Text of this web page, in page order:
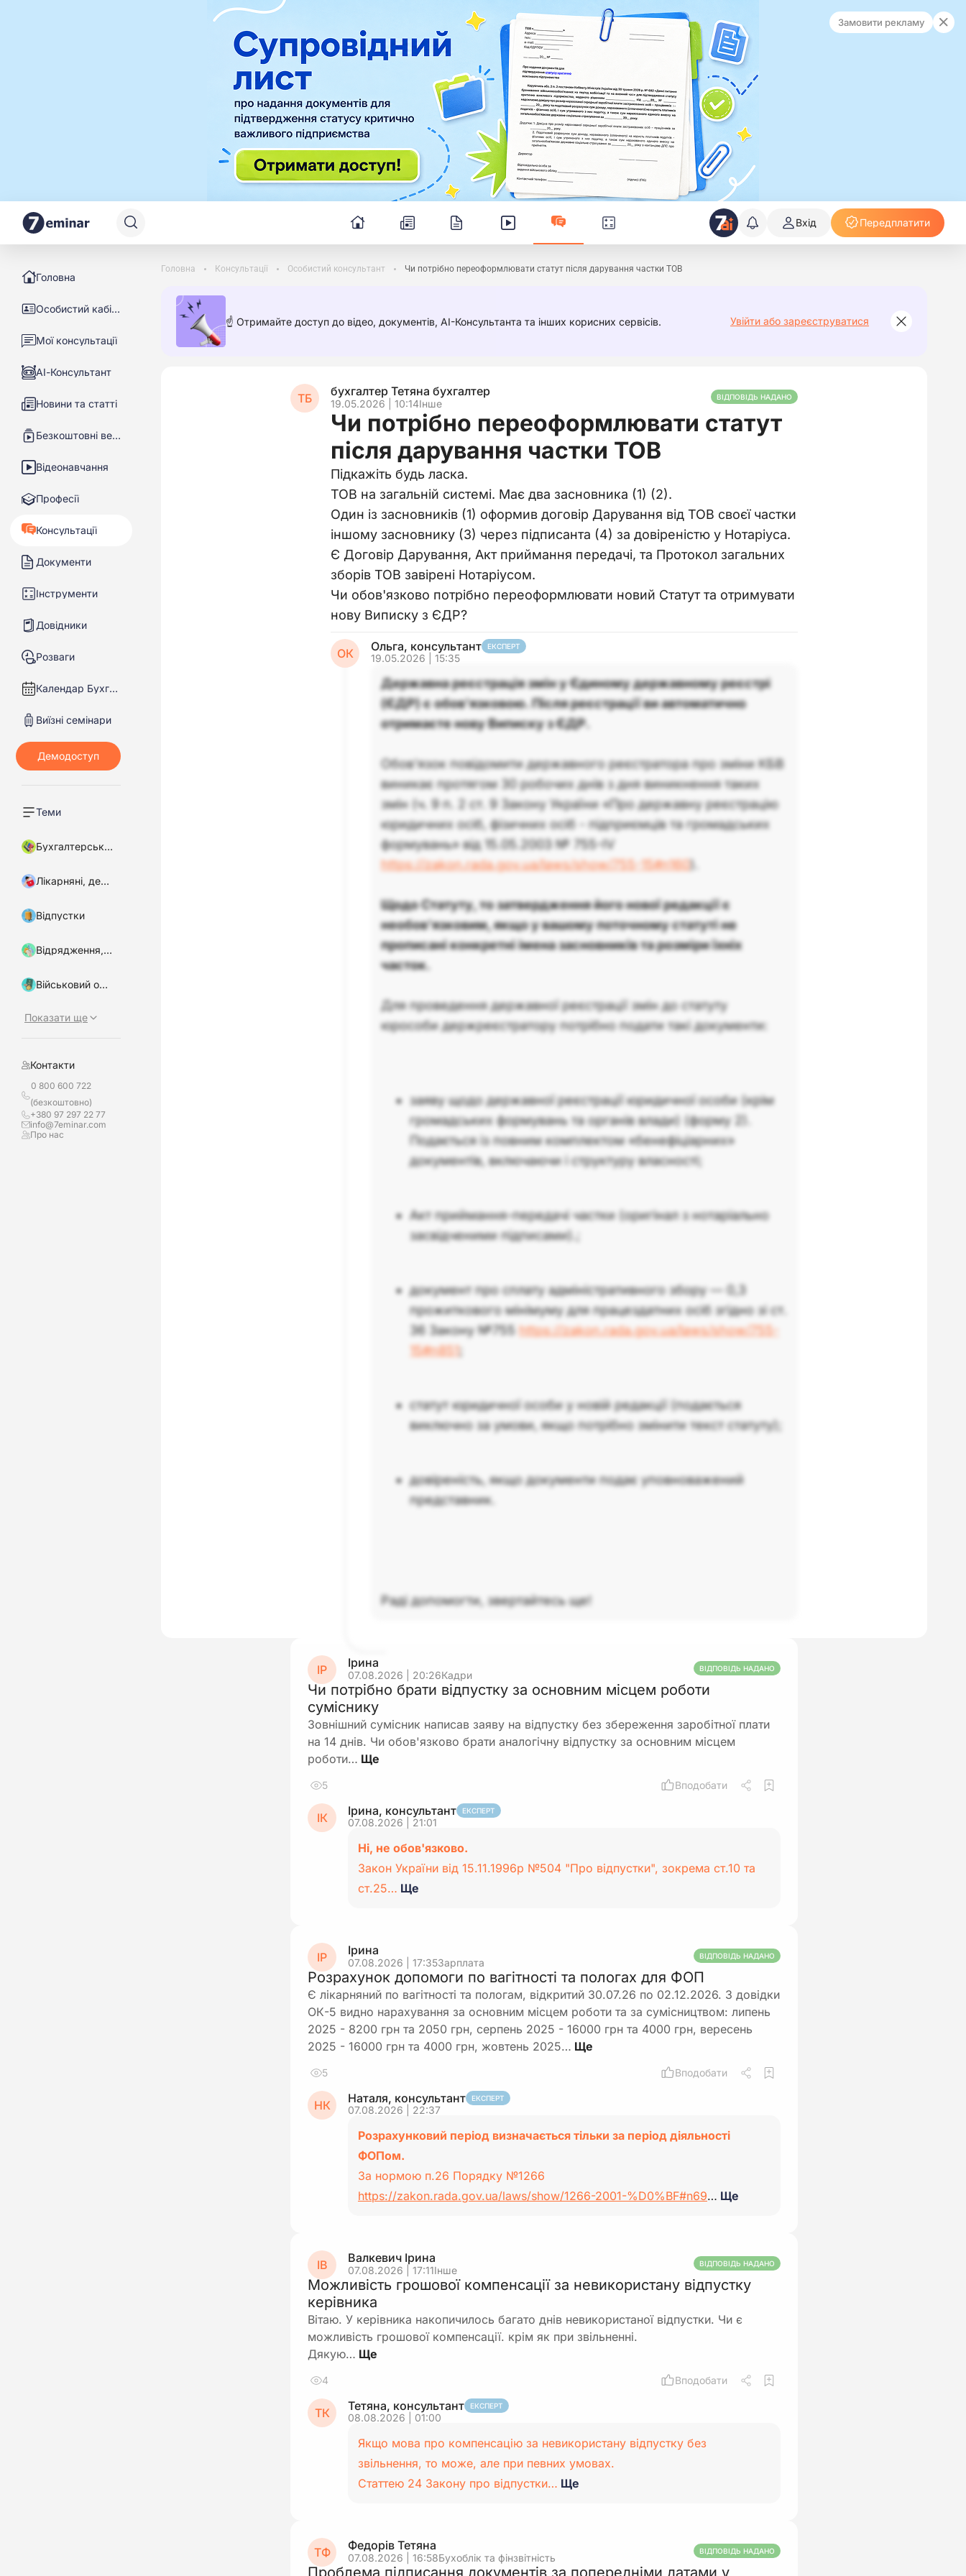
Замовити рекламу
Вхід Передплатити
Головна
Особистий кабінет
Мої консультації
АІ-Консультант
Новини та статті
Безкоштовні вебінари
Відеонавчання
Професії
Консультації
Документи
Інструменти
Довідники
Розваги
Календар Бухгалтера
Виїзні семінари
Теми
Бухгалтерський облік
Лікарняні, декретні
Відпустки
Відрядження, підзвітні кошти
Військовий облік, бронювання
Показати ще
Контакти
0 800 600 722
(безкоштовно)
+380 97 297 22 77
info@7eminar.com
Про нас
Головна Консультації Особистий консультант Чи потрібно переоформлювати статут після дарування частки ТОВ
☝️ Отримайте доступ до відео, документів, AI-Консультанта та інших корисних сервісів. Увійти або зареєструватися
ТБ бухгалтер Тетяна бухгалтер
19.05.2026 | 10:14Інше
ВІДПОВІДЬ НАДАНО
Чи потрібно переоформлювати статут
після дарування частки ТОВ
Підкажіть будь ласка.
ТОВ на загальній системі. Має два засновника (1) (2).
Один із засновників (1) оформив договір Дарування від ТОВ своєї частки
іншому засновнику (3) через підписанта (4) за довіреністю у Нотаріуса.
Є Договір Дарування, Акт приймання передачі, та Протокол загальних
зборів ТОВ завірені Нотаріусом.
Чи обов'язково потрібно переоформлювати новий Статут та отримувати
нову Виписку з ЄДР?
ОК Ольга, консультант ЕКСПЕРТ
19.05.2026 | 15:35
Державна реєстрація змін у Єдиному державному реєстрі
(ЄДР) є обов’язковою. Після реєстрації ви автоматично
отримаєте нову Виписку з ЄДР.
Обов'язок повідомити державного реєстратора про зміни КБВ
виникає протягом 30 робочих днів з дня виникнення таких
змін (ч. 9 п. 2 ст. 9 Закону України «Про державну реєстрацію
юридичних осіб, фізичних осіб - підприємців та громадських
формувань» від 15.05.2003 № 755-IV
https://zakon.rada.gov.ua/laws/show/755-15#n160).
Щодо Статуту, то затвердження його нової редакції є
необов’язковим, якщо у вашому поточному статуті не
прописані конкретні імена засновників та розміри їхніх
часток.
Для проведення державної реєстрації змін до статуту
юрособи держреєстратору потрібно подати такі документи:
заяву щодо державної реєстрації юридичної особи (крім
громадських формувань та органів влади) (форму 2).
Подається із повним комплектом «бенефіціарних»
документів, включаючи і структуру власності;
Акт приймання-передачі частки (оригінал з нотаріально
засвідченими підписами).;
документ про сплату адміністративного збору — 0,3
прожиткового мінімуму для працездатних осіб згідно зі ст.
36 Закону №755 https://zakon.rada.gov.ua/laws/show/755-
15#n851 ;
статут юридичної особи у новій редакції (подається
виключно за умови, якщо потрібно змінити текст статуту);
довіреність, якщо документи подає уповноважений
представник.
Раді допомогти, звертайтесь ще!
ІР Ірина
07.08.2026 | 20:26Кадри
ВІДПОВІДЬ НАДАНО
Чи потрібно брати відпустку за основним місцем роботи
суміснику
Зовнішний сумісник написав заяву на відпустку без збереження заробітної плати
на 14 днів. Чи обов'язково брати аналогічну відпустку за основним місцем
роботи…
5 Вподобати
ІК Ірина, консультант ЕКСПЕРТ
07.08.2026 | 21:01
Ні, не обов'язково.
Закон України від 15.11.1996р №504 "Про відпустки", зокрема ст.10 та
ст.25… Ще
ІР Ірина
07.08.2026 | 17:35Зарплата
ВІДПОВІДЬ НАДАНО
Розрахунок допомоги по вагітності та пологах для ФОП
Є лікарняний по вагітності та пологам, відкритий 30.07.26 по 02.12.2026. З довідки
ОК-5 видно нарахування за основним місцем роботи та за сумісництвом: липень
2025 - 8200 грн та 2050 грн, серпень 2025 - 16000 грн та 4000 грн, вересень
2025 - 16000 грн та 4000 грн, жовтень 2025…
5 Вподобати
НК Наталя, консультант ЕКСПЕРТ
07.08.2026 | 22:37
Розрахунковий період визначається тільки за період діяльності
ФОПом.
За нормою п.26 Порядку №1266
https://zakon.rada.gov.ua/laws/show/1266-2001-%D0%BF#n69… Ще
ІВ Валкевич Ірина
07.08.2026 | 17:11Інше
ВІДПОВІДЬ НАДАНО
Можливість грошової компенсації за невикористану відпустку
керівника
Вітаю. У керівника накопичилось багато днів невикористаної відпустки. Чи є
можливість грошової компенсації. крім як при звільненні.
Дякую…
4 Вподобати
ТК Тетяна, консультант ЕКСПЕРТ
08.08.2026 | 01:00
Якщо мова про компенсацію за невикористану відпустку без
звільнення, то може, але при певних умовах.
Статтею 24 Закону про відпустки… Ще
ТФ Федорів Тетяна
07.08.2026 | 16:58Бухоблік та фінзвітність
ВІДПОВІДЬ НАДАНО
Проблема підписання документів за попередніми датами у